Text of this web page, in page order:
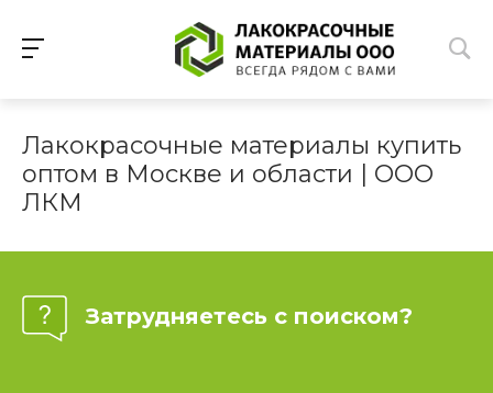
Лакокрасочные материалы купить
оптом в Москве и области | ООО
ЛКМ
Затрудняетесь с поиском?